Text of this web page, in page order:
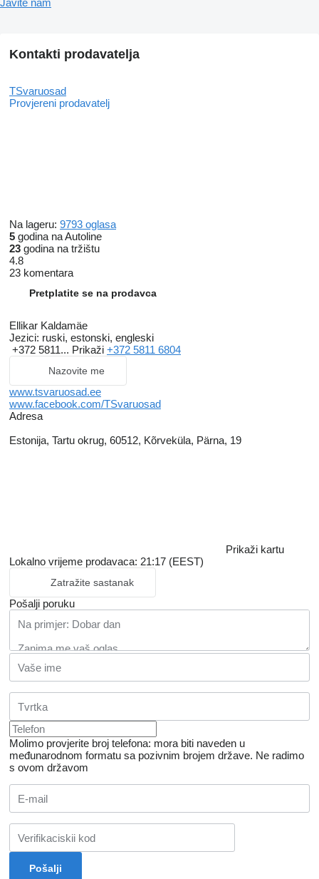
Javite nam
Kontakti prodavatelja
TSvaruosad
Provjereni prodavatelj
Na lageru: 9793 oglasa
5 godina na Autoline
23 godina na tržištu
4.8
23 komentara
Pretplatite se na prodavca
Ellikar Kaldamäe
Jezici: ruski, estonski, engleski
+372 5811... Prikaži +372 5811 6804
Nazovite me
www.tsvaruosad.ee
www.facebook.com/TSvaruosad
Adresa
Estonija, Tartu okrug, 60512, Kõrveküla, Pärna, 19
Prikaži kartu
Lokalno vrijeme prodavaca: 21:17 (EEST)
Zatražite sastanak
Pošalji poruku
Molimo provjerite broj telefona: mora biti naveden u
međunarodnom formatu sa pozivnim brojem države. Ne radimo
s ovom državom